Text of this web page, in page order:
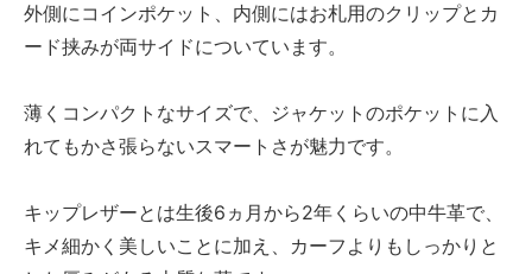
外側にコインポケット、内側にはお札用のクリップとカ
ード挟みが両サイドについています。
薄くコンパクトなサイズで、ジャケットのポケットに入
れてもかさ張らないスマートさが魅力です。
キップレザーとは生後6ヵ月から2年くらいの中牛革で、
キメ細かく美しいことに加え、カーフよりもしっかりと